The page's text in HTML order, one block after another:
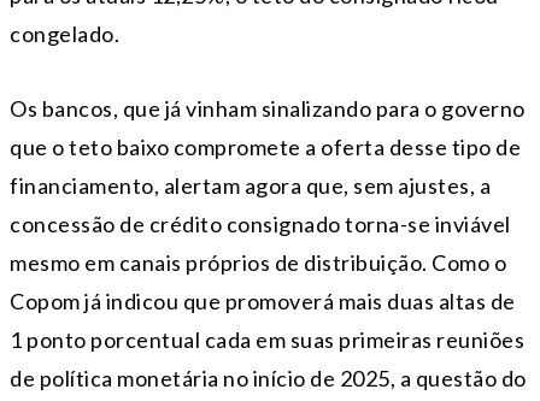
congelado.
Os bancos, que já vinham sinalizando para o governo
que o teto baixo compromete a oferta desse tipo de
financiamento, alertam agora que, sem ajustes, a
concessão de crédito consignado torna-se inviável
mesmo em canais próprios de distribuição. Como o
Copom já indicou que promoverá mais duas altas de
1 ponto porcentual cada em suas primeiras reuniões
de política monetária no início de 2025, a questão do